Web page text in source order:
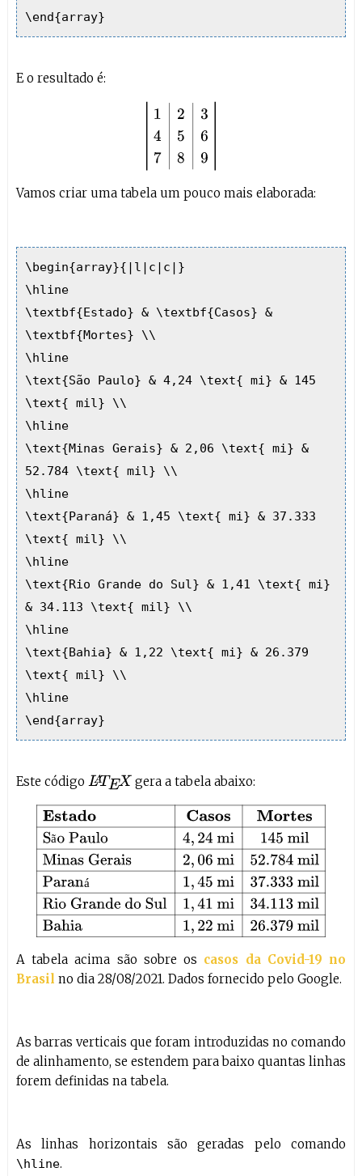
\end{array}
E o resultado é:
12 56 89
Vamos criar uma tabela um pouco mais elaborada:
\begin{array}{|l|c|c|}
\hline
\textbf{Estado} & \textbf{Casos} &
\textbf{Mortes} \\
\hline
\text{São Paulo} & 4,24 \text{ mi} & 145
\text{ mil} \\
\hline
\text{Minas Gerais} & 2,06 \text{ mi} &
52.784 \text{ mil} \\
\hline
\text{Paraná} & 1,45 \text{ mi} & 37.333
\text{ mil} \\
\hline
\text{Rio Grande do Sul} & 1,41 \text{ mi}
& 34.113 \text{ mil} \\
\hline
\text{Bahia} & 1,22 \text{ mi} & 26.379
\text{ mil} \\
\hline
\end{array}
Este código LATEX gera a tabela abaixo:
ã
á
EstadoCasos São Paulo4,24 mi145milMinas
A tabela acima são sobre os casos da Covid-19 no
Brasil no dia 28/08/2021. Dados fornecido pelo Google.
As barras verticais que foram introduzidas no comando
de alinhamento, se estendem para baixo quantas linhas
forem definidas na tabela.
As linhas horizontais são geradas pelo comando
\hline.